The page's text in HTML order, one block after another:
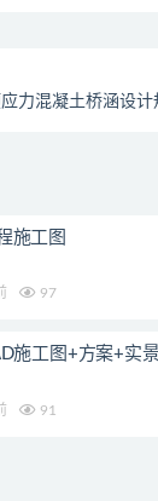
力混凝土桥涵设计
施工图
97
施工图+方案+实景
91